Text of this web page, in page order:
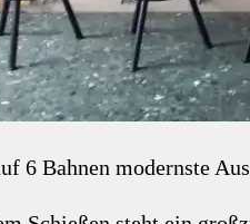
6 Bahnen modernste